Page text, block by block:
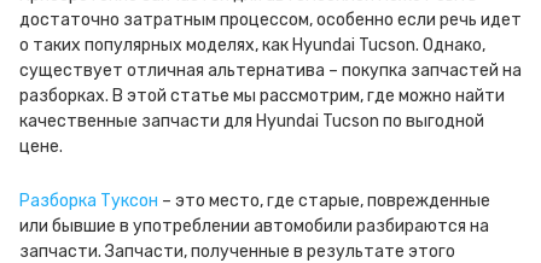
достаточно затратным процессом, особенно если речь идет
о таких популярных моделях, как Hyundai Tucson. Однако,
существует отличная альтернатива – покупка запчастей на
разборках. В этой статье мы рассмотрим, где можно найти
качественные запчасти для Hyundai Tucson по выгодной
цене.
Разборка Туксон – это место, где старые, поврежденные
или бывшие в употреблении автомобили разбираются на
запчасти. Запчасти, полученные в результате этого